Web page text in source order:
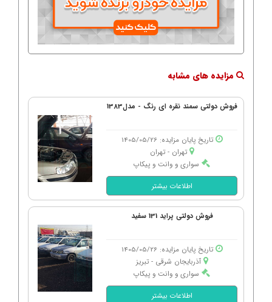
مزایده های مشابه
فروش دولتی سمند نقره ای رنگ - مدل1383
تاریخ پایان مزایده: 1405/05/26
تهران - تهران
سواری و وانت و پیکاپ
اطلاعات بیشتر
فروش دولتی پراید 131 سفید
تاریخ پایان مزایده: 1405/05/26
آذربایجان شرقی - تبریز
سواری و وانت و پیکاپ
اطلاعات بیشتر